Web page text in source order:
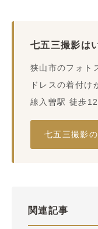
七五三撮影は
狭山市のフォト
ドレスの着付け
線入曽駅 徒歩
七五三撮影
関連記事